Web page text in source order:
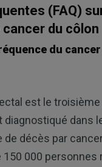
(FAQ)
cancer du côlon
du
est le
dans
décès par
150 000 personnes